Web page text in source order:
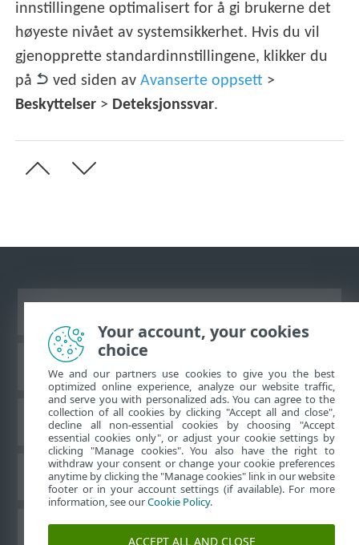
innstillingene optimalisert for å gi brukerne det
høyeste nivået av systemsikkerhet. Hvis du vil
gjenopprette standardinnstillingene, klikker du
på
ved siden avAvanserte oppsett >
Beskyttelser > Deteksjonssvar.
ESET Kunnskapsbase
ESET Forum
Lokal støtte
Your account, your cookies
choice
We and our partners use cookies to give you the best
optimized online experience, analyze our website traffic,
and serve you with personalized ads. You can agree to the
collection of all cookies by clicking "Accept all and close",
decline all non-essential cookies by choosing "Accept
essential cookies only", or adjust your cookie settings by
clicking "Manage cookies". You also have the right to
withdraw your consent or change your cookie preferences
anytime by clicking the "Manage cookies" link in our website
footer or in your account settings (if available). For more
information, see ourCookie Policy.
ACCEPT ALL AND CLOSE